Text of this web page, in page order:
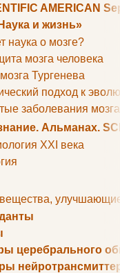
AMERICAN
и жизнь»
наука о мозге?
мозга человека
Тургенева
подход к
заболевания
Альманах.
XXI века
церебрального